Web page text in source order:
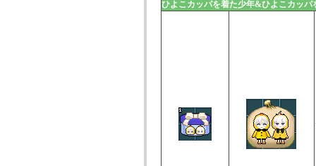
ひよこカッパを着た少年&ひよこカッ